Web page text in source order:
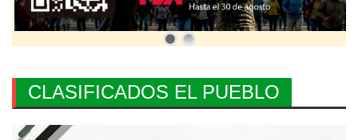
CLASIFICADOS EL PUEBLO